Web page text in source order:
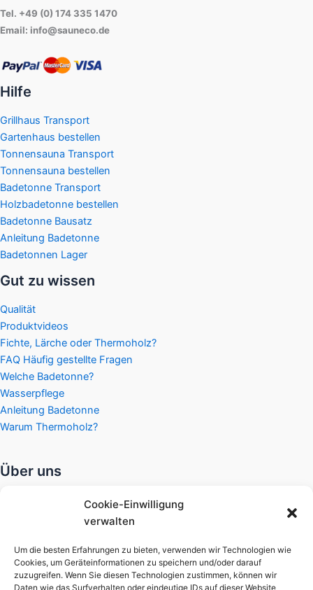
Cookie-Einwilligung
verwalten
Um die besten Erfahrungen zu bieten, verwenden wir Technologien wie
Cookies, um Geräteinformationen zu speichern und/oder darauf
zuzugreifen. Wenn Sie diesen Technologien zustimmen, können wir
Daten wie das Surfverhalten oder eindeutige IDs auf dieser Website
Tel. +49 (0) 174 335 1470
Email: info@sauneco.de
Hilfe
Grillhaus Transport
Gartenhaus bestellen
Tonnensauna Transport
Tonnensauna bestellen
Badetonne Transport
Holzbadetonne bestellen
Badetonne Bausatz
Anleitung Badetonne
Badetonnen Lager
Gut zu wissen
Qualität
Produktvideos
Fichte, Lärche oder Thermoholz?
FAQ Häufig gestellte Fragen
Welche Badetonne?
Wasserpflege
Anleitung Badetonne
Warum Thermoholz?
Über uns
Widerrufsbelehrung
Datenschutzerklärung
Zahlungsarten
Versandkosten
Unsere AGB